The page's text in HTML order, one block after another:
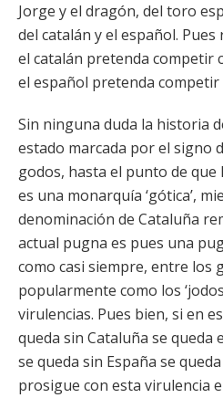
Jorge y el dragón, del toro
del catalán y el español.
el catalán pretenda competir
el español pretenda competir
Sin ninguna duda la historia
estado marcada por el signo
godos, hasta el punto de
es una monarquía ‘gótica’,
denominación de Cataluña
actual pugna es pues una
como casi siempre, entre los
popularmente como los
virulencias. Pues bien, si en
queda sin Cataluña se queda
se queda sin España se
prosigue con esta virulencia